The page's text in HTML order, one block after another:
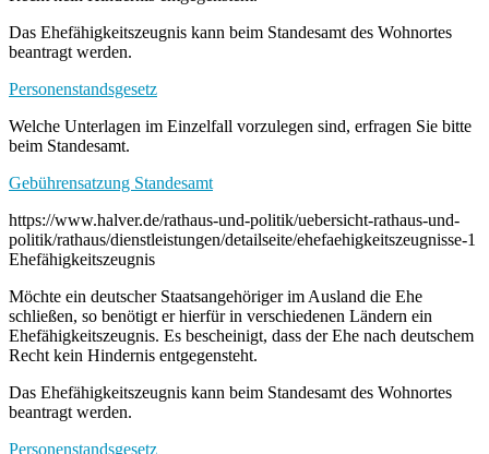
Das Ehefähigkeitszeugnis kann beim Standesamt des Wohnortes
beantragt werden.
Personenstandsgesetz
Welche Unterlagen im Einzelfall vorzulegen sind, erfragen Sie bitte
beim Standesamt.
Gebührensatzung Standesamt
https://www.halver.de/rathaus-und-politik/uebersicht-rathaus-und-
politik/rathaus/dienstleistungen/detailseite/ehefaehigkeitszeugnisse-1
Ehefähigkeitszeugnis
Möchte ein deutscher Staatsangehöriger im Ausland die Ehe
schließen, so benötigt er hierfür in verschiedenen Ländern ein
Ehefähigkeitszeugnis. Es bescheinigt, dass der Ehe nach deutschem
Recht kein Hindernis entgegensteht.
Das Ehefähigkeitszeugnis kann beim Standesamt des Wohnortes
beantragt werden.
Personenstandsgesetz